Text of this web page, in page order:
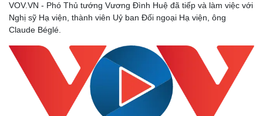
VOV.VN - Phó Thủ tướng Vương Đình Huệ đã tiếp và làm việc với
Nghị sỹ Hạ viện, thành viên Uỷ ban Đối ngoại Hạ viện, ông
Claude Béglé.